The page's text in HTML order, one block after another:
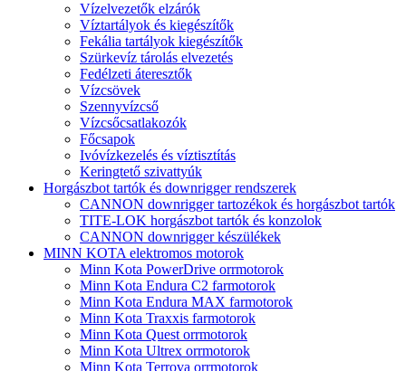
Vízelvezetők elzárók
Víztartályok és kiegészítők
Fekália tartályok kiegészítők
Szürkevíz tárolás elvezetés
Fedélzeti áteresztők
Vízcsövek
Szennyvízcső
Vízcsőcsatlakozók
Főcsapok
Ivóvízkezelés és víztisztítás
Keringtető szivattyúk
Horgászbot tartók és downrigger rendszerek
CANNON downrigger tartozékok és horgászbot tartók
TITE-LOK horgászbot tartók és konzolok
CANNON downrigger készülékek
MINN KOTA elektromos motorok
Minn Kota PowerDrive orrmotorok
Minn Kota Endura C2 farmotorok
Minn Kota Endura MAX farmotorok
Minn Kota Traxxis farmotorok
Minn Kota Quest orrmotorok
Minn Kota Ultrex orrmotorok
Minn Kota Terrova orrmotorok